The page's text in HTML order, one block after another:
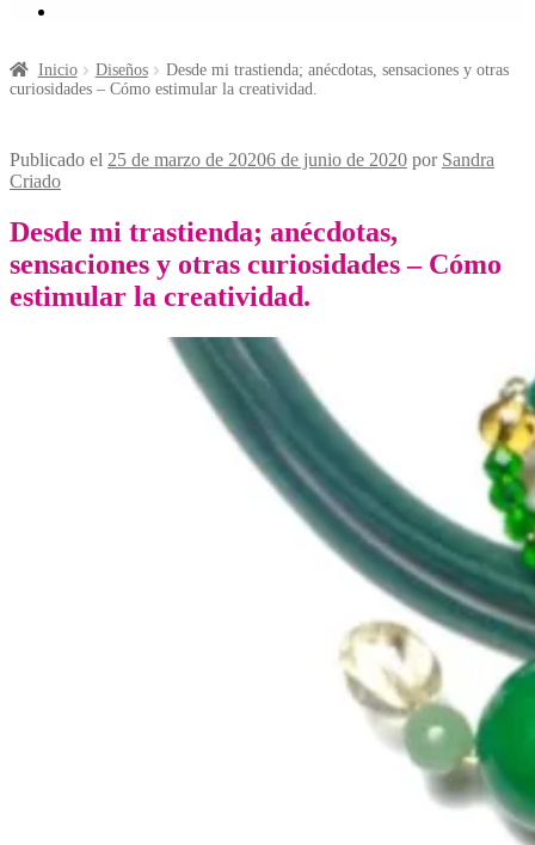
Inicio Diseños
Desde mi trastienda; anécdotas, sensaciones y otras
curiosidades – Cómo estimular la creatividad.
Publicado el 25 de marzo de 20206 de junio de 2020 por Sandra
Criado
Desde mi trastienda; anécdotas,
sensaciones y otras curiosidades – Cómo
estimular la creatividad.